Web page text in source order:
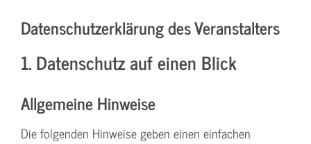
Datenschutzerklärung des Veranstalters
1. Datenschutz auf einen Blick
Allgemeine Hinweise
Die folgenden Hinweise geben einen einfachen